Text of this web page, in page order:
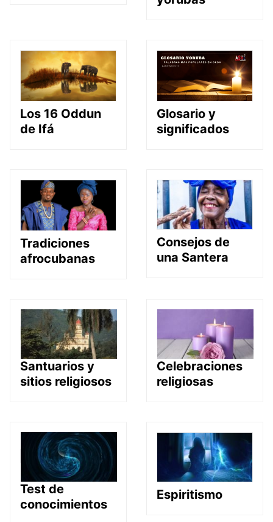
Los 16 Oddun
de Ifá
Glosario y
significados
Tradiciones
afrocubanas
Consejos de
una Santera
Santuarios y
sitios religiosos
Celebraciones
religiosas
Test de
conocimientos
Espiritismo